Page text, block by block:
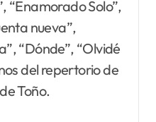
“Enamorado Solo”,
nueva”,
“Dónde”, “Olvidé
del repertorio de
Toño.